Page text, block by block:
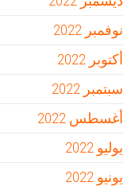
نوفمبر 2022
أكتوبر 2022
سبتمبر 2022
أغسطس 2022
يوليو 2022
يونيو 2022